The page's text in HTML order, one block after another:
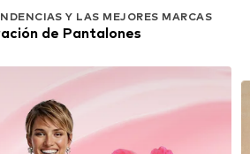
Y LAS MEJORES MARCAS
de Pantalones